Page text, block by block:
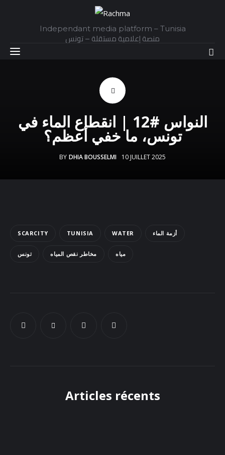
Independant media platform – Tunisia
منصة إعلامية مستقلة – تونس
النواس #12 | انقطاع الماء في
تونس، ما خفي أعظم؟
BY DHIA BOUSSELMI 10 JUILLET 2025
SCARCITY TUNISIA WATER أزمة الماء
تونس مخاطر نقص المياه مياه
Articles récents